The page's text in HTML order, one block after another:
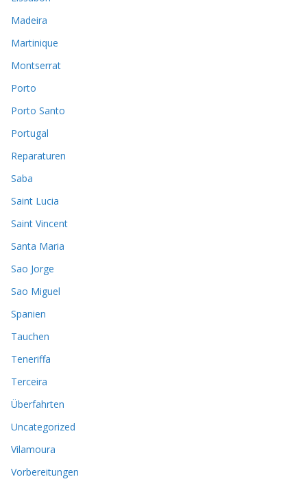
Madeira
Martinique
Montserrat
Porto
Porto Santo
Portugal
Reparaturen
Saba
Saint Lucia
Saint Vincent
Santa Maria
Sao Jorge
Sao Miguel
Spanien
Tauchen
Teneriffa
Terceira
Überfahrten
Uncategorized
Vilamoura
Vorbereitungen